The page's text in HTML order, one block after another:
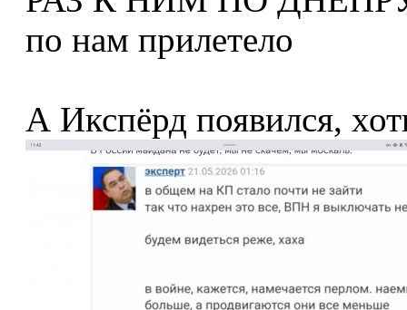
по нам прилетело
А Икспёрд появился,